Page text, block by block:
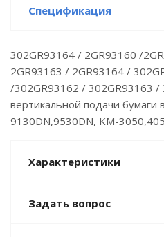
Спецификация
302GR93164 / 2GR93160 /
2GR93163 / 2GR93164 /
/302GR93162 / 302GR93163 /
вертикальной подачи бумаги
9130DN,9530DN, KM-
Характеристики
Задать вопрос